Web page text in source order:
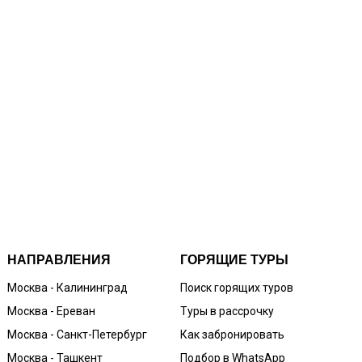
НАПРАВЛЕНИЯ
Москва - Калининград
Москва - Ереван
Москва - Санкт-Петербург
Москва - Ташкент
ГОРЯЩИЕ ТУРЫ
Поиск горящих туров
Туры в рассрочку
Как забронировать
Подбор в WhatsApp